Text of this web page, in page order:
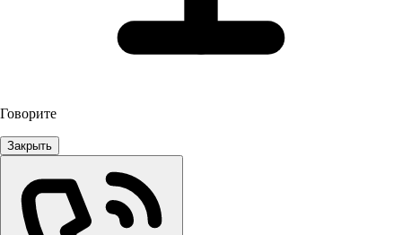
Говорите
Закрыть